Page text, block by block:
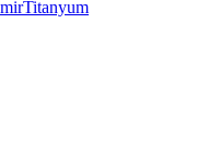
Titanyum